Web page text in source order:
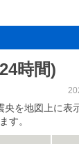
時間)
央を地図上に表
す。